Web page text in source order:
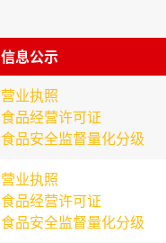
信息公示
营业执照
食品经营许可证
食品安全监督量化分级
营业执照
食品经营许可证
食品安全监督量化分级